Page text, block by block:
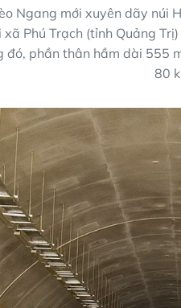
Ngang mới xuyên dãy núi
xã Phú Trạch (tỉnh Quảng
đó, phần thân hầm dài 555
80